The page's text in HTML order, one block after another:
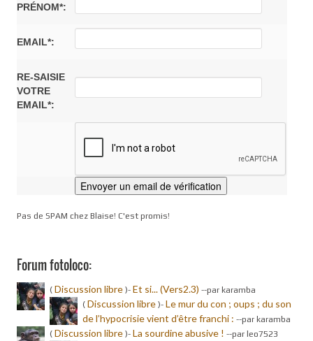
PRÉNOM*:
EMAIL*:
RE-SAISIE
VOTRE
EMAIL*:
Pas de SPAM chez Blaise! C'est promis!
Forum fotoloco:
( Discussion libre )- Et si... (Vers2.3) --par karamba
( Discussion libre )- Le mur du con ; oups ; du son
de l’hypocrisie vient d’être franchi : --par karamba
( Discussion libre )- La sourdine abusive ! --par leo7523